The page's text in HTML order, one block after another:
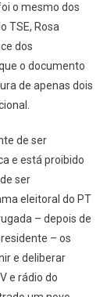
o mesmo dos
TSE, Rosa
dos
o documento
de apenas dois
de ser
e está proibido
ser
eleitoral do PT
– depois de
– os
e deliberar
e rádio do